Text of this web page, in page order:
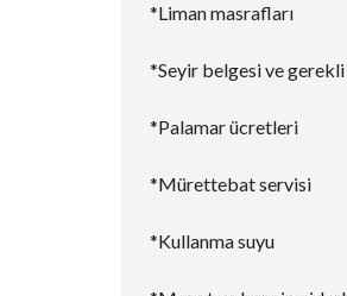
*Liman masrafları
*Seyir belgesi ve
*Palamar ücretleri
*Mürettebat servisi
*Kullanma suyu